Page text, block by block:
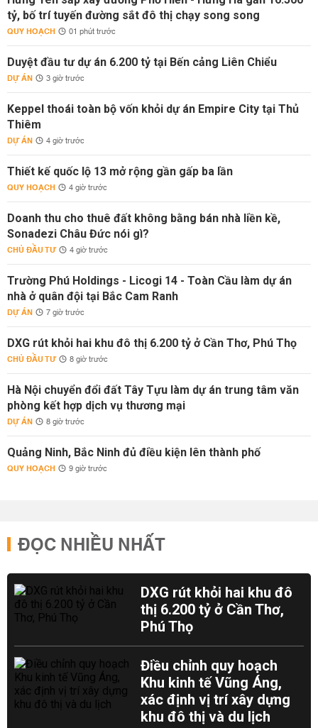
tỷ, bố trí tuyến đường sắt đô thị chạy song song
QUY HOẠCH 01 phút trước
Duyệt đầu tư dự án 6.200 tỷ tại Bến cảng Liên Chiểu
DỰ ÁN 3 giờ trước
Keppel thoái toàn bộ vốn khỏi dự án Empire City tại Thủ
Thiêm
DỰ ÁN 4 giờ trước
Thiết kế quốc lộ 13 mở rộng gần gấp ba lần
QUY HOẠCH 4 giờ trước
Doanh thu cho thuê đất không bằng bán nhà liền kề,
Sonadezi Châu Đức nói gì?
CHỦ ĐẦU TƯ 4 giờ trước
Trường Phú Holdings - Licogi 14 - Toàn Cầu làm dự án
nhà ở quân đội tại Bắc Cam Ranh
DỰ ÁN 7 giờ trước
DXG rút khỏi hai khu đô thị 6.200 tỷ ở Cần Thơ, Phú Thọ
CHỦ ĐẦU TƯ 8 giờ trước
Hà Nội chuyển đổi đất Tây Tựu làm dự án trung tâm văn
phòng kết hợp dịch vụ thương mại
DỰ ÁN 8 giờ trước
Quảng Ninh, Bắc Ninh đủ điều kiện lên thành phố
QUY HOẠCH 9 giờ trước
ĐỌC NHIỀU NHẤT
DXG rút khỏi hai khu đô
thị 6.200 tỷ ở Cần Thơ,
Phú Thọ
Điều chỉnh quy hoạch
Khu kinh tế Vũng Áng,
xác định vị trí xây dựng
khu đô thị và du lịch